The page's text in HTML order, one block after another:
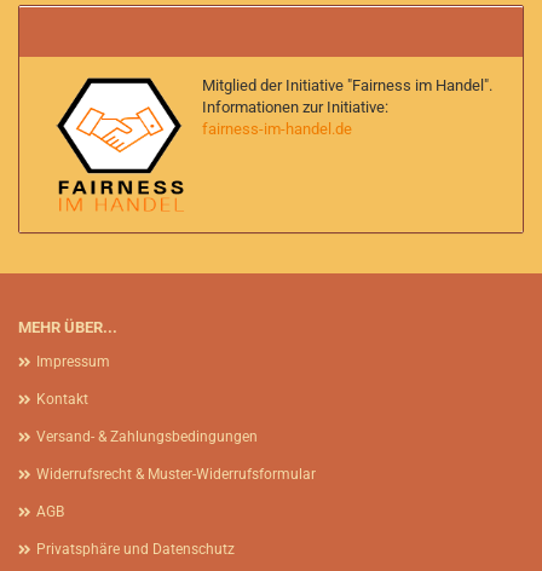
Mitglied der Initiative "Fairness im Handel".
Informationen zur Initiative:
fairness-im-handel.de
MEHR ÜBER...
Impressum
Kontakt
Versand- & Zahlungsbedingungen
Widerrufsrecht & Muster-Widerrufsformular
AGB
Privatsphäre und Datenschutz